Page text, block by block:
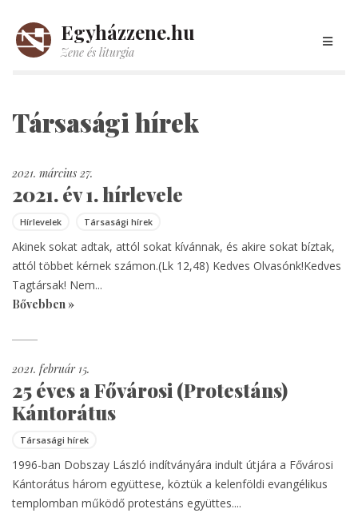
Egyházzene.hu
Zene és liturgia
Társasági hírek
2021. március 27.
2021. év 1. hírlevele
Hírlevelek Társasági hírek
Akinek sokat adtak, attól sokat kívánnak, és akire sokat bíztak,
attól többet kérnek számon.(Lk 12,48) Kedves Olvasónk!Kedves
Tagtársak! Nem...
Bővebben »
2021. február 15.
25 éves a Fővárosi (Protestáns)
Kántorátus
Társasági hírek
1996-ban Dobszay László indítványára indult útjára a Fővárosi
Kántorátus három együttese, köztük a kelenföldi evangélikus
templomban működő protestáns együttes....